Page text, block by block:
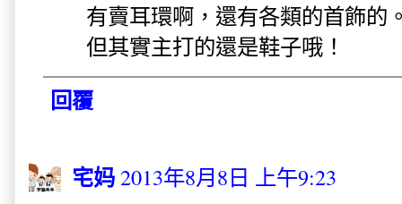
有賣耳環啊，還有各類的首飾的
但其實主打的還是鞋子哦！
回覆
宅妈2013年8月8日 上午9:23